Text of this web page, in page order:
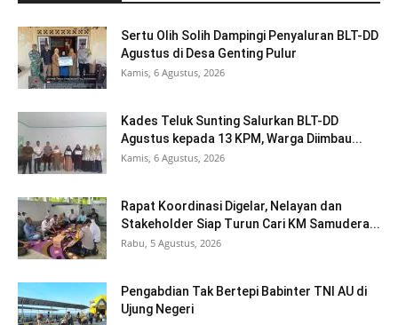
Sertu Olih Solih Dampingi Penyaluran BLT-DD
Agustus di Desa Genting Pulur
Kamis, 6 Agustus, 2026
Kades Teluk Sunting Salurkan BLT-DD
Agustus kepada 13 KPM, Warga Diimbau...
Kamis, 6 Agustus, 2026
Rapat Koordinasi Digelar, Nelayan dan
Stakeholder Siap Turun Cari KM Samudera...
Rabu, 5 Agustus, 2026
Pengabdian Tak Bertepi Babinter TNI AU di
Ujung Negeri